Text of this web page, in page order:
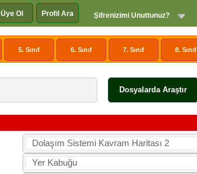
Üye Ol Profil Ara Şifrenizimi Unuttunuz?
5. Sınıf 6. Sınıf 7. Sınıf 8. Sınıf
Dosyalarda Araştır
Dolaşım Sistemi Kavram Haritası 2
Yer Kabuğu